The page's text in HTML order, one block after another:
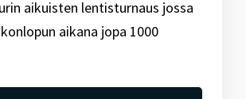
aikuisten lentisturnaus jossa
aikana jopa 1000